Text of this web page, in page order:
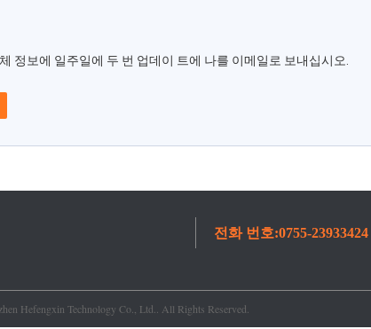
정보에 일주일에 두 번 업데이 트에 나를 이메일로 보내십시오.
전화 번호:0755-23933424
Hefengxin Technology Co., Ltd.. All Rights Reserved.